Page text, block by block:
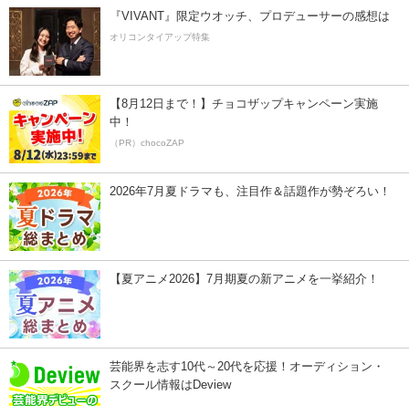
『VIVANT』限定ウオッチ、プロデューサーの感想は
オリコンタイアップ特集
【8月12日まで！】チョコザップキャンペーン実施
中！
（PR）chocoZAP
2026年7月夏ドラマも、注目作＆話題作が勢ぞろい！
【夏アニメ2026】7月期夏の新アニメを一挙紹介！
芸能界を志す10代～20代を応援！オーディション・
スクール情報はDeview